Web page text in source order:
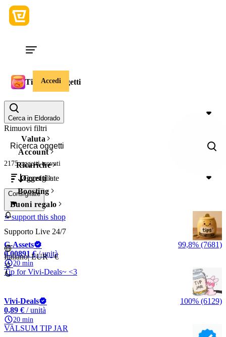
Accedi
Cerca in Eldorado
Valuta
Account
Ricariche
Oggetti
Boosting
Buoni regalo
Supporto Live 24/7
Italiano|EUR - €
Tips Jar Oggetti
Prezzo
Rimuovi filtri
2175 oggettitrovati
Consigliate
Consigliate
⭐ support this shop
G-Assets
99,8% (7681)
0,00891 €/ unità
20 min
Tip for Vivi-Deals~ <3
Vivi-Deals
100% (6129)
0,89 € / unità
20 min
VALSUM TIP JAR